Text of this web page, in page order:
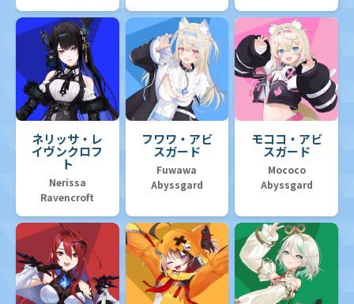
ネリッサ・レ
イヴンクロフ
ト
Nerissa
Ravencroft
フワワ・アビ
スガード
Fuwawa
Abyssgard
モココ・アビ
スガード
Mococo
Abyssgard